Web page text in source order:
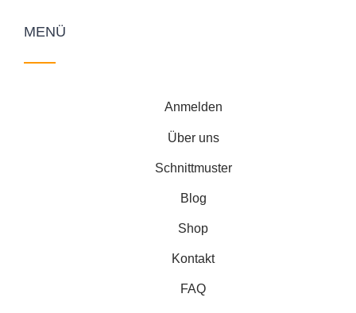
MENÜ
Anmelden
Über uns
Schnittmuster
Blog
Shop
Kontakt
FAQ